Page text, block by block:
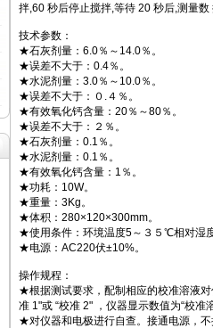
拌,60 秒后停止搅拌,等待 20 秒后,测量
技术参数：
★石灰剂量：6.0％～14.0％。
★误差不大于：0.4％。
★水泥剂量：3.0％～10.0％。
★误差不大于：０.４％。
★有效氧化钙含量：20％～80％。
★误差不大于：２％。
★石灰剂量：0.1％。
★水泥剂量：0.1％。
★有效氧化钙含量：1％。
★功耗：10W。
★重量：3Kg。
★体积：280×120×300mm。
★使用条件：环境温度5～３５℃相对湿
★电源：AC220伏±10%。
操作规程：
★根据测试要求，配制相应的校准溶液对
准 1"或 “校准 2" ，仪器显示数值为“校准
★对仪器和电极进行自查。接通电源，不